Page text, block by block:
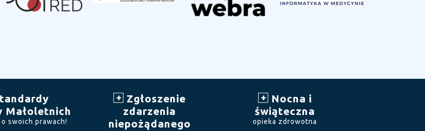
Małoletnich
swoich prawach!
Zgłoszenie
zdarzenia
niepożądanego
Nocna i
świąteczna
opieka zdrowotna